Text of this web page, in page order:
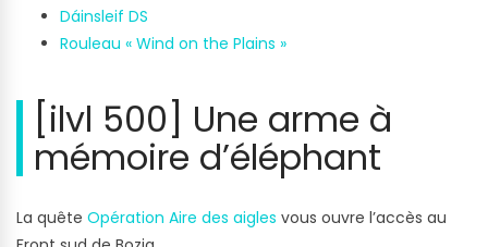
Dáinsleif DS
Rouleau « Wind on the Plains »
[ilvl 500] Une arme à
mémoire d’éléphant
La quête Opération Aire des aigles vous ouvre l’accès au